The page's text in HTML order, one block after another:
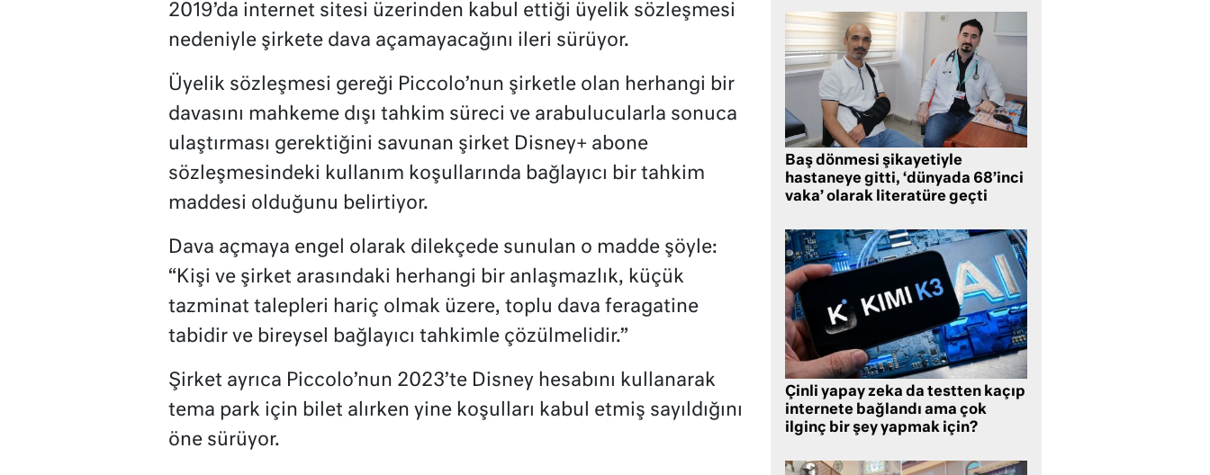
2019’da internet sitesi üzerinden kabul ettiği üyelik sözleşmesi
nedeniyle şirkete dava açamayacağını ileri sürüyor.
Üyelik sözleşmesi gereği Piccolo’nun şirketle olan herhangi bir
davasını mahkeme dışı tahkim süreci ve arabulucularla sonuca
ulaştırması gerektiğini savunan şirket Disney+ abone
sözleşmesindeki kullanım koşullarında bağlayıcı bir tahkim
maddesi olduğunu belirtiyor.
Dava açmaya engel olarak dilekçede sunulan o madde şöyle:
“Kişi ve şirket arasındaki herhangi bir anlaşmazlık, küçük
tazminat talepleri hariç olmak üzere, toplu dava feragatine
tabidir ve bireysel bağlayıcı tahkimle çözülmelidir.”
Şirket ayrıca Piccolo’nun 2023’te Disney hesabını kullanarak
tema park için bilet alırken yine koşulları kabul etmiş sayıldığını
öne sürüyor.
Baş dönmesi şikayetiyle
hastaneye gitti, ‘dünyada 68’inci
vaka’ olarak literatüre geçti
Çinli yapay zeka da testten kaçıp
internete bağlandı ama çok
ilginç bir şey yapmak için?